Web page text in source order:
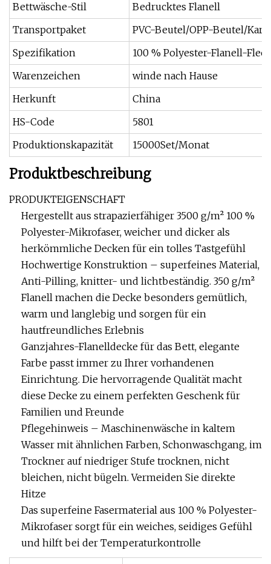
Bettwäsche-Stil
Bedrucktes Flanell
Transportpaket
PVC-Beutel/OPP-Beutel/
Spezifikation
100 % Polyester-Flanell-
Warenzeichen
winde nach Hause
Herkunft
China
HS-Code
5801
Produktionskapazität
15000Set/Monat
Produktbeschreibung
PRODUKTEIGENSCHAFT
Hergestellt aus strapazierfähiger 3500 g/m² 100 %
Polyester-Mikrofaser, weicher und dicker als
herkömmliche Decken für ein tolles Tastgefühl
Hochwertige Konstruktion – superfeines Material,
Anti-Pilling, knitter- und lichtbeständig. 350 g/m²
Flanell machen die Decke besonders gemütlich,
warm und langlebig und sorgen für ein
hautfreundliches Erlebnis
Ganzjahres-Flanelldecke für das Bett, elegante
Farbe passt immer zu Ihrer vorhandenen
Einrichtung. Die hervorragende Qualität macht
diese Decke zu einem perfekten Geschenk für
Familien und Freunde
Pflegehinweis – Maschinenwäsche in kaltem
Wasser mit ähnlichen Farben, Schonwaschgang, im
Trockner auf niedriger Stufe trocknen, nicht
bleichen, nicht bügeln. Vermeiden Sie direkte
Hitze
Das superfeine Fasermaterial aus 100 % Polyester-
Mikrofaser sorgt für ein weiches, seidiges Gefühl
und hilft bei der Temperaturkontrolle